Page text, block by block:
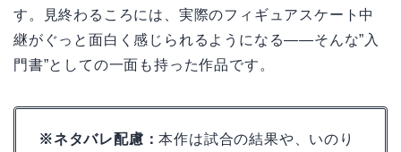
す。見終わるころには、実際のフィギュアスケート中
継がぐっと面白く感じられるようになる――そんな”入
門書”としての一面も持った作品です。
※ネタバレ配慮：本作は試合の結果や、いのり